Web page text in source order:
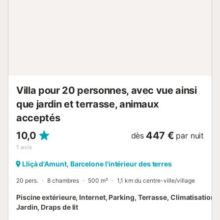
Villa pour 20 personnes, avec vue ainsi
que jardin et terrasse, animaux
acceptés
10,0
1 avis
dès 447 € par nuit
Lliçà d'Amunt, Barcelone l'intérieur des terres
20 pers. 8 chambres 500 m² 1,1 km du centre-ville/village
Piscine extérieure, Internet, Parking, Terrasse, Climatisation,
Jardin, Draps de lit